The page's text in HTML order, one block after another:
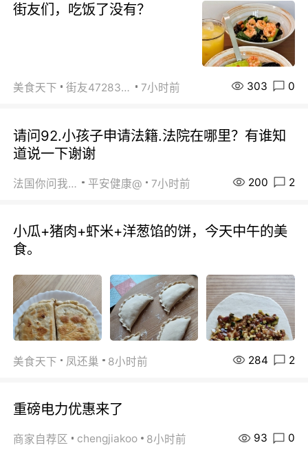
街友们，吃饭了没有？
美食天下 街友472838572 7小时前 303 0
请问92.小孩子申请法籍.法院在哪里？有谁知
道说一下谢谢
法国你问我答 平安健康@ 7小时前 200 2
小瓜+猪肉+虾米+洋葱馅的饼，今天中午的美
食。
美食天下 凤还巢 8小时前 284 2
重磅电力优惠来了
商家自荐区 chengjiakoo 8小时前 93 0